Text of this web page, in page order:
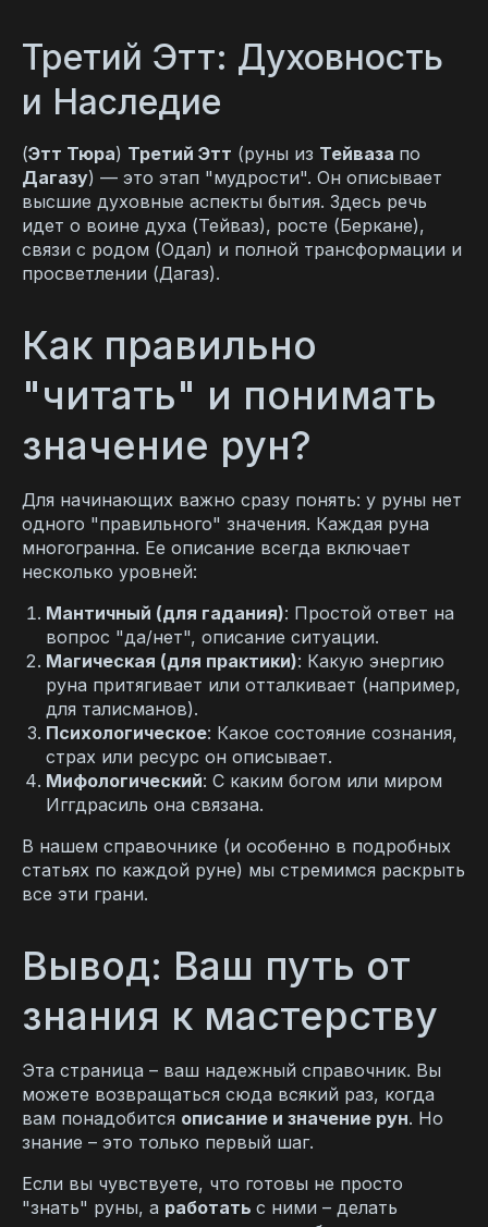
Третий Этт: Духовность
и Наследие
(Этт Тюра) Третий Этт (руны из Тейваза по
Дагазу) — это этап "мудрости". Он описывает
высшие духовные аспекты бытия. Здесь речь
идет о воине духа (Тейваз), росте (Беркане),
связи с родом (Одал) и полной трансформации и
просветлении (Дагаз).
Как правильно
"читать" и понимать
значение рун?
Для начинающих важно сразу понять: у руны нет
одного "правильного" значения. Каждая руна
многогранна. Ее описание всегда включает
несколько уровней:
Мантичный (для гадания): Простой ответ на
вопрос "да/нет", описание ситуации.
Магическая (для практики): Какую энергию
руна притягивает или отталкивает (например,
для талисманов).
Психологическое: Какое состояние сознания,
страх или ресурс он описывает.
Мифологический: С каким богом или миром
Иггдрасиль она связана.
В нашем справочнике (и особенно в подробных
статьях по каждой руне) мы стремимся раскрыть
все эти грани.
Вывод: Ваш путь от
знания к мастерству
Эта страница – ваш надежный справочник. Вы
можете возвращаться сюда всякий раз, когда
вам понадобится описание и значение рун. Но
знание – это только первый шаг.
Если вы чувствуете, что готовы не просто
"знать" руны, а работать с ними – делать